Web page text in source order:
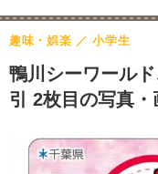
鴨川シーワール
引 2枚目の写真・
趣味・娯楽 小学生